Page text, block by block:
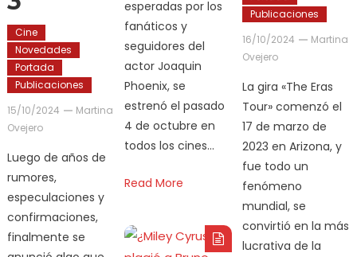
Publicaciones
16/10/2024
Martina
Ovejero
La gira «The Eras
Tour» comenzó el
17 de marzo de
2023 en Arizona, y
fue todo un
fenómeno
mundial, se
convirtió en la más
lucrativa de la
esperadas por los
fanáticos y
seguidores del
actor Joaquin
Phoenix, se
estrenó el pasado
4 de octubre en
todos los cines…
Read More
Cine
Novedades
Portada
Publicaciones
15/10/2024
Martina
Ovejero
Luego de años de
rumores,
especulaciones y
confirmaciones,
finalmente se